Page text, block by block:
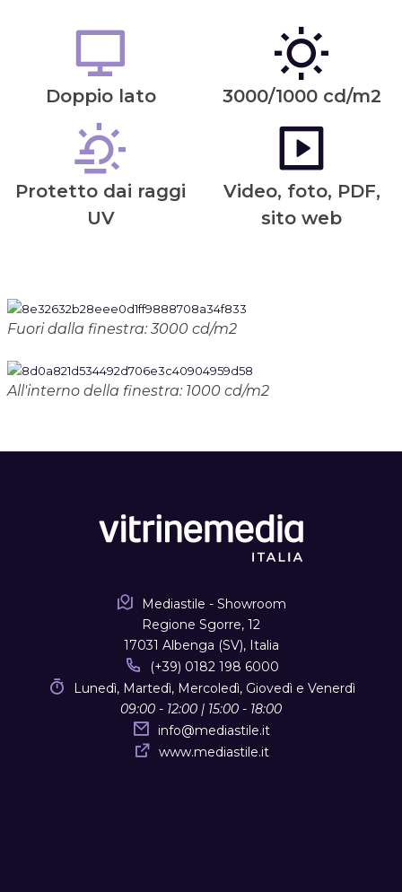
Doppio lato 3000/1000 cd/m2
Protetto dai raggi
UV
Video, foto, PDF,
sito web
Fuori dalla finestra: 3000 cd/m2
All'interno della finestra: 1000 cd/m2
Mediastile - Showroom
Regione Sgorre, 12
17031 Albenga (SV), Italia
(+39) 0182 198 6000
Lunedì, Martedì, Mercoledì, Giovedì e Venerdì
09:00 - 12:00 | 15:00 - 18:00
info@mediastile.it
www.mediastile.it